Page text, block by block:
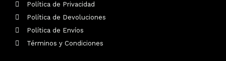
Política de Privacidad
Política de Devoluciones
Política de Envíos
Términos y Condiciones